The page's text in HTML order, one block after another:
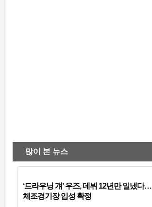
많이 본 뉴스
‘드라우닝 걔’ 우즈, 데뷔 12년만 일냈다…
체조경기장 입성 확정